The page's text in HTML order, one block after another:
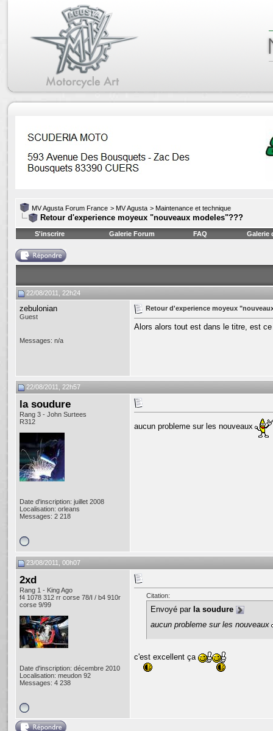
MV Agusta Forum France > MV Agusta > Maintenance et technique
Retour d'experience moyeux "nouveaux modeles"???
S'inscrire Galerie Forum FAQ Galerie
22/08/2011, 22h24
zebulonian
Guest
Messages: n/a
Retour d'experience moyeux
Alors alors tout est dans le titre, est
22/08/2011, 22h57
la soudure
Rang 3 - John Surtees
R312
Date d'inscription: juillet 2008
Localisation: orleans
Messages: 2 218
aucun probleme sur les nouveaux
23/08/2011, 00h07
2xd
Rang 1 - King Ago
f4 1078 312 rr corse 78/I / b4 910r
corse 9/99
Date d'inscription: décembre 2010
Localisation: meudon 92
Messages: 4 238
Citation:
Envoyé par la soudure
aucun probleme sur les nouveaux
c'est excellent ça